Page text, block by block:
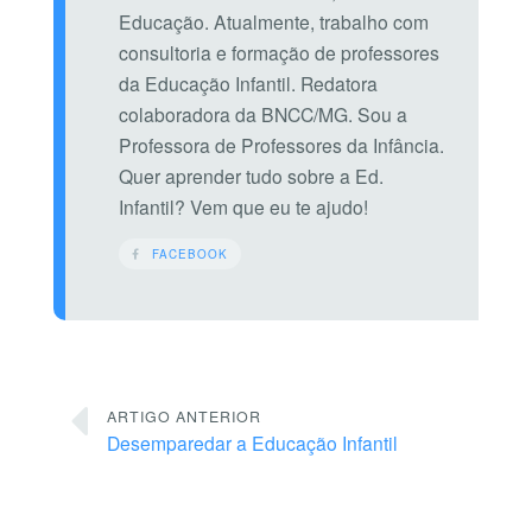
Educação. Atualmente, trabalho com
consultoria e formação de professores
da Educação Infantil. Redatora
colaboradora da BNCC/MG. Sou a
Professora de Professores da Infância.
Quer aprender tudo sobre a Ed.
Infantil? Vem que eu te ajudo!
FACEBOOK
ARTIGO ANTERIOR
Desemparedar a Educação Infantil